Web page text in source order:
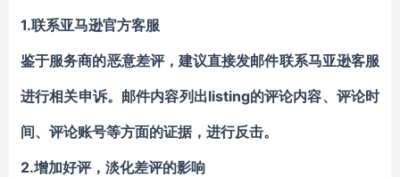
1.联系亚马逊官方客服
鉴于服务商的恶意差评，建议直接发邮件联系马亚逊客服
进行相关申诉。邮件内容列出listing的评论内容、评论时
间、评论账号等方面的证据，进行反击。
2.增加好评，淡化差评的影响